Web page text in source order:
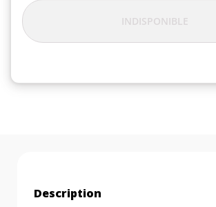
INDISPONIBLE
Description